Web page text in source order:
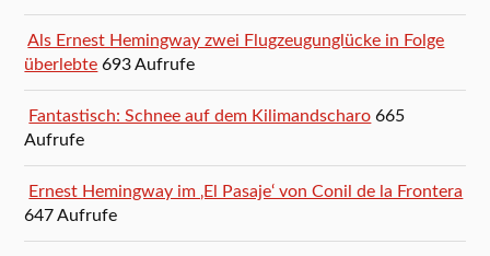
Als Ernest Hemingway zwei Flugzeugunglücke in Folge
überlebte 693 Aufrufe
Fantastisch: Schnee auf dem Kilimandscharo 665
Aufrufe
Ernest Hemingway im ‚El Pasaje‘ von Conil de la Frontera
647 Aufrufe